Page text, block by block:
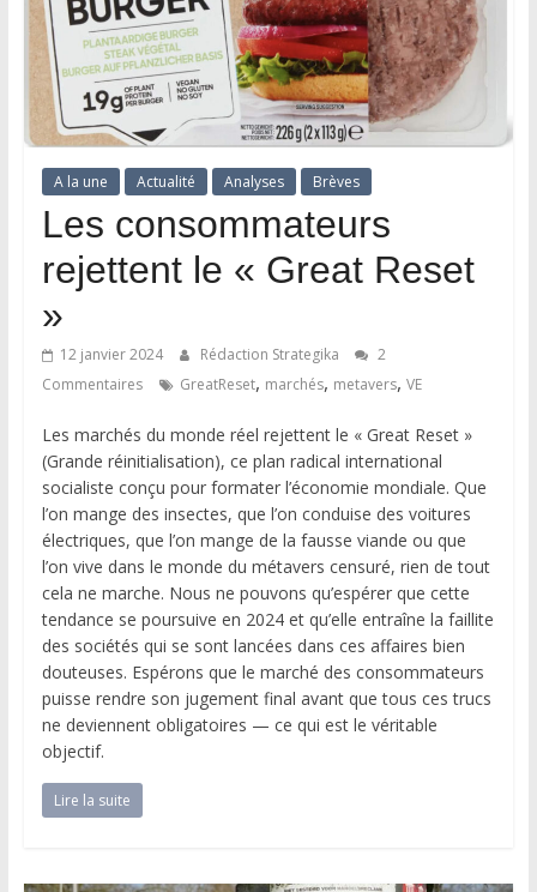
A la une Actualité Analyses Brèves
Les consommateurs
rejettent le « Great Reset
»
12 janvier 2024 Rédaction Strategika
2
Commentaires
GreatReset, marchés, metavers, VE
Les marchés du monde réel rejettent le « Great Reset »
(Grande réinitialisation), ce plan radical international
socialiste conçu pour formater l’économie mondiale. Que
l’on mange des insectes, que l’on conduise des voitures
électriques, que l’on mange de la fausse viande ou que
l’on vive dans le monde du métavers censuré, rien de tout
cela ne marche. Nous ne pouvons qu’espérer que cette
tendance se poursuive en 2024 et qu’elle entraîne la faillite
des sociétés qui se sont lancées dans ces affaires bien
douteuses. Espérons que le marché des consommateurs
puisse rendre son jugement final avant que tous ces trucs
ne deviennent obligatoires — ce qui est le véritable
objectif.
Lire la suite